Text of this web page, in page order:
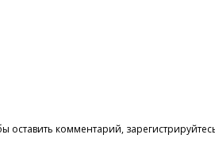
оставить комментарий,